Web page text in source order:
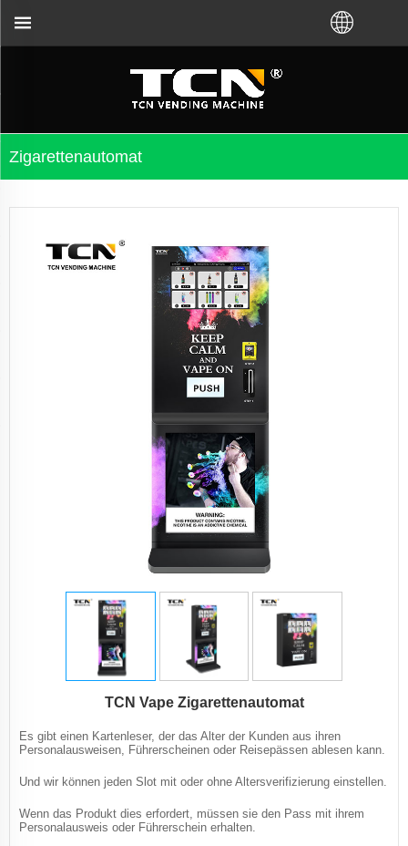
Zigarettenautomat
TCN Vape Zigarettenautomat
Es gibt einen Kartenleser, der das Alter der Kunden aus ihren
Personalausweisen, Führerscheinen oder Reisepässen ablesen kann.
Und wir können jeden Slot mit oder ohne Altersverifizierung einstellen.
Wenn das Produkt dies erfordert, müssen sie den Pass mit ihrem
Personalausweis oder Führerschein erhalten.
lokalen Händler gekauft haben. Rufen Sie uns